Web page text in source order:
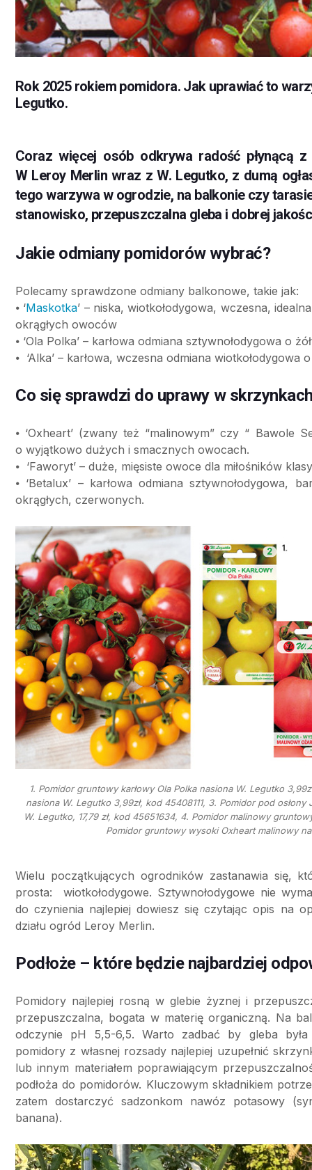
Rok 2025 rokiem pomidora. Jak uprawiać to
Legutko.
Coraz więcej osób odkrywa radość płynącą
W Leroy Merlin wraz z W. Legutko, z dumą
tego warzywa w ogrodzie, na balkonie czy
stanowisko, przepuszczalna gleba i dobrej
Jakie odmiany pomidorów wybrać?
Polecamy sprawdzone odmiany balkonowe, takie jak:
⦁ ‘Maskotka’ – niska, wiotkołodygowa, wczesna,
okrągłych owoców
⦁ ‘Ola Polka’ – karłowa odmiana sztywnołodygowa o
⦁ ‘Alka’ – karłowa, wczesna odmiana
Co się sprawdzi do uprawy w
⦁ ‘Oxheart’ (zwany też “malinowym” czy “ Bawole
o wyjątkowo dużych i smacznych owocach.
⦁ ‘Faworyt’ – duże, mięsiste owoce dla miłośników
⦁ ‘Betalux’ – karłowa odmiana sztywnołodygowa,
okrągłych, czerwonych.
1. Pomidor gruntowy karłowy Ola Polka nasiona W. Legutko
nasiona W. Legutko 3,99zł, kod 45408111, 3. Pomidor pod
W. Legutko, 17,79 zł, kod 45651634, 4. Pomidor malinowy
Pomidor gruntowy wysoki Oxheart malinowy
Wielu początkujących ogrodników zastanawia się,
prosta: wiotkołodygowe. Sztywnołodygowe nie
do czynienia najlepiej dowiesz się czytając opis na
działu ogród Leroy Merlin.
Podłoże – które będzie najbardziej
Pomidory najlepiej rosną w glebie żyznej i
przepuszczalna, bogata w materię organiczną. Na
odczynie pH 5,5-6,5. Warto zadbać by gleba
pomidory z własnej rozsady najlepiej uzupełnić
lub innym materiałem poprawiającym
podłoża do pomidorów. Kluczowym składnikiem
zatem dostarczyć sadzonkom nawóz potasowy
banana).